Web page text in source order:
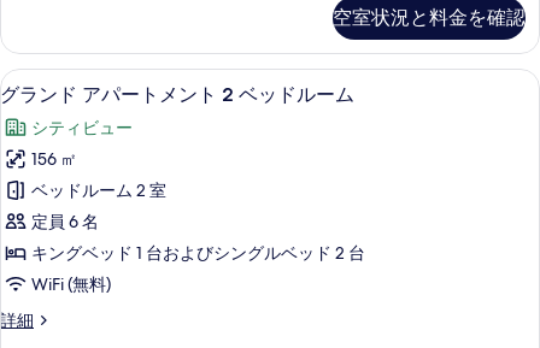
示
す
る
1
台
(Verandah)
の
す
べ
て
の
写
真
キ
ン
グ
ッ
ド
台
(Verandah)
の
詳
細
空室状況と料金を確認
グ
ラ
ン
ド
ア
パ
ー
ト
メ
高級寝具、ミニバー、セーフティボ
10
グランド アパートメント 2 ベッドルーム
シティビュー
156 ㎡
ベッドルーム 2 室
定員 6 名
キングベッド 1 台およびシングルベッド 2 台
WiFi (無料)
詳細
グ